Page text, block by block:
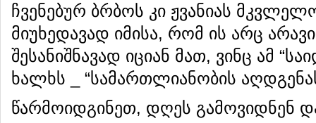
ჩვენებურ ბრბოს კი ჟვანიას
მიუხედავად იმისა, რომ ის არც
შესანიშნავად იციან მათ, ვინც ამ
ხალხს _ “სამართლიანობის
წარმოიდგინეთ, დღეს გამოვიდნენ